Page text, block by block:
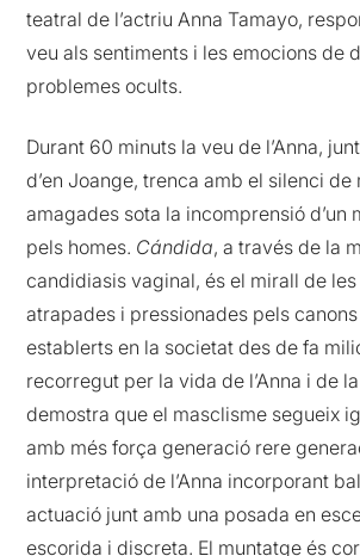
teatral de l’actriu Anna Tamayo,
veu als sentiments i les emocions de
problemes ocults.
Durant 60 minuts la veu de l’Anna,
d’en Joange, trenca amb el silenci
amagades sota la incomprensió d’un
pels homes. Cándida, a través de la
candidiasis vaginal, és el mirall de
atrapades i pressionades pels
establerts en la societat des de fa
recorregut per la vida de l’Anna i de
demostra que el masclisme segueix
amb més força generació rere
interpretació de l’Anna incorporant
actuació junt amb una posada en
escorida i discreta. El muntatge és